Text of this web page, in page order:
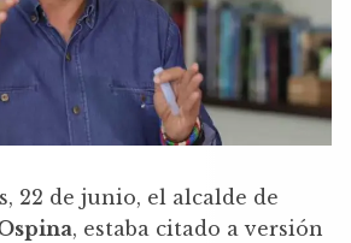
22 de junio, el alcalde de
, estaba citado a versión